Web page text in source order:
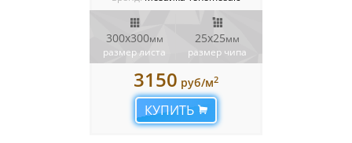
300х300мм
размер листа
25х25мм
размер чипа
3150 руб/м2
КУПИТЬ